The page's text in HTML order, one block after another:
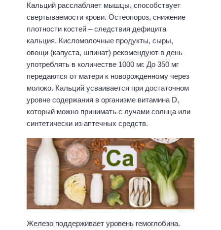
Кальций расслабляет мышцы, способствует
свертываемости крови. Остеопороз, снижение
плотности костей – следствия дефицита
кальция. Кисломолочные продукты, сыры,
овощи (капуста, шпинат) рекомендуют в день
употреблять в количестве 1000 мг. До 350 мг
передаются от матери к новорожденному через
молоко. Кальций усваивается при достаточном
уровне содержания в организме витамина D,
который можно принимать с лучами солнца или
синтетически из аптечных средств.
Железо поддерживает уровень гемоглобина.